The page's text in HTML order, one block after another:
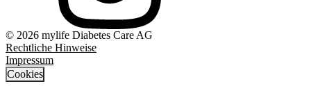
© 2026 mylife Diabetes Care AG
Rechtliche Hinweise
Impressum
Cookies